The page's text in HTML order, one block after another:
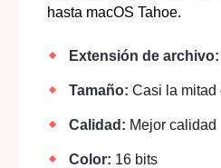
hasta macOS Tahoe.
Extensión de archivo:
Tamaño: Casi la mitad
Calidad: Mejor calidad
Color: 16 bits